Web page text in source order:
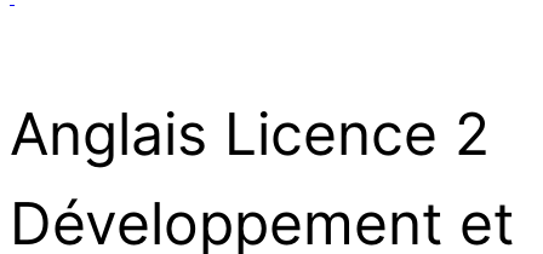
Anglais Licence 2
Développement et